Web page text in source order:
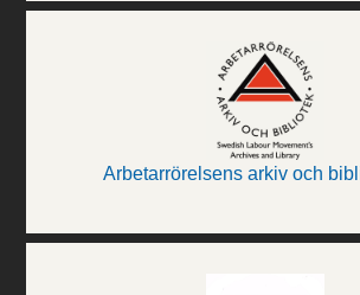
Arbetarrörelsens arkiv och